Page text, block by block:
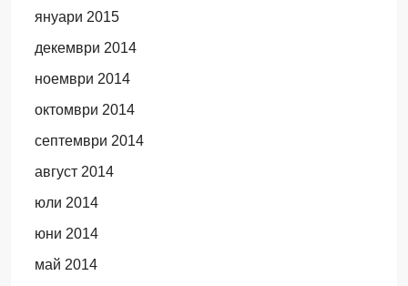
януари 2015
декември 2014
ноември 2014
октомври 2014
септември 2014
август 2014
юли 2014
юни 2014
май 2014